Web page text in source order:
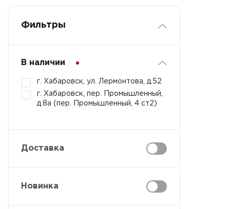
Фильтры
В наличии
г. Хабаровск, ул. Лермонтова, д.52
г. Хабаровск, пер. Промышленный,
д.8а (пер. Промышленный, 4 ст2)
Доставка
Новинка